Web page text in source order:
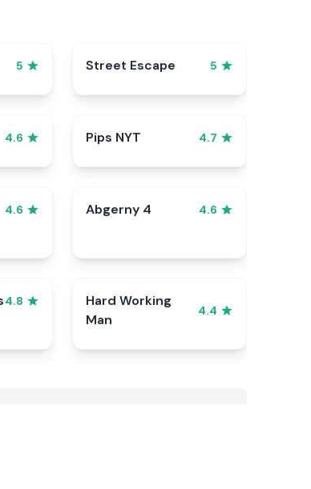
5 Street Escape 5
4.6 Pips NYT 4.7
4.6 Abgerny 4 4.6
4.8
Hard Working
Man
4.4